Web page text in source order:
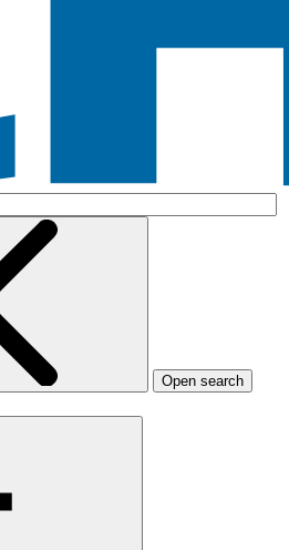
Open search